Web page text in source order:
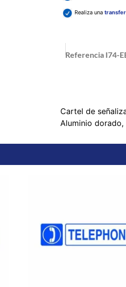
Realiza una
Referencia I74-
Cartel de
Aluminio